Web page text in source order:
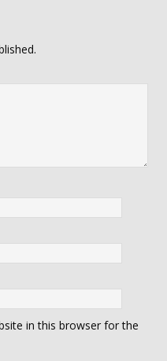
in this browser for the